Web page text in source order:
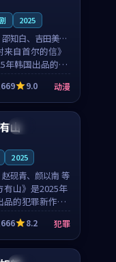
2025
邵知白、吉田美琴
来自首尔的信》
年韩国出品的动
，主创团队希望
往事的故事让观
来想一想。邵知
，谢承南的
9.0 动漫
独播
山
2025
赵砚青、颜以南 等
有山》是2025年
品的犯罪新作，
队希望用高校追
事让观众停下来
。赵砚青领衔，
担任重要角色，
8.2 犯罪